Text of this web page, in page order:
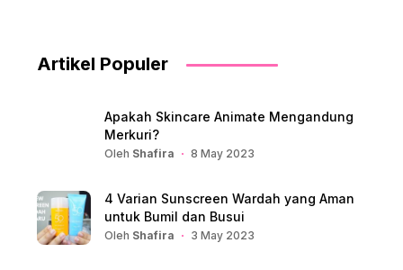
Artikel Populer
Apakah Skincare Animate Mengandung
Merkuri?
Oleh Shafira 8 May 2023
4 Varian Sunscreen Wardah yang Aman
untuk Bumil dan Busui
Oleh Shafira 3 May 2023